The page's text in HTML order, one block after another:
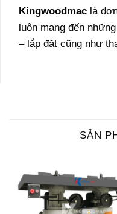
Kingwoodmac là
luôn mang đến
– lắp đặt cũng như
SẢN